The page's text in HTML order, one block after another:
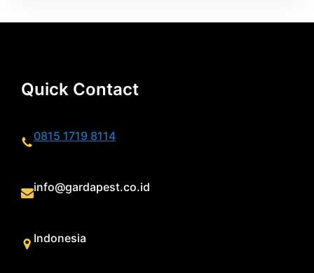
Quick Contact
0815 1719 8114
info@gardapest.co.id
Indonesia